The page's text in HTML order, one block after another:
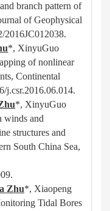
branch pattern of
of Geophysical
2016JC012038.
*, XinyuGuo
of nonlinear
Continental
j.csr.2016.06.014.
*, XinyuGuo
winds and
structures and
South China Sea,
Zhu*, Xiaopeng
Tidal Bores